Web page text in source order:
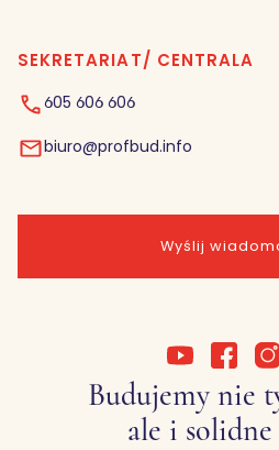
Wyślij
SEKRETARIAT/ CENTRALA
605 606 606
biuro@profbud.info
Budujemy nie
ale i